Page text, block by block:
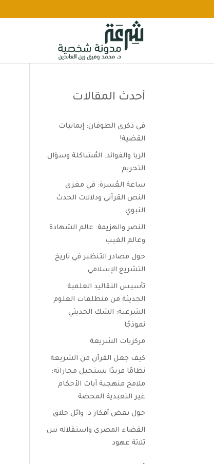
أحدث المقالات
في ذكرى الطوفان: إيمانيات
القضية!
الربا والفوائد: المُشاكلة وسؤال
التحريم
ساعة العُسرة: في مغزى
النص القرآني ودلالات الحدث
النبوي
النصر والهزيمة: عالم الشهادة
وعالم الغيب
حول مصادر التنظير في تاريخ
التشريع الإسلامي
تأسيس التقاليد العلمية
الحديثة من منطلقات العلوم
الشرعية: الشك الحديثي
نموذجًا
مركزيات الشريعة
كيف جعل القرآن من الشريعة
نظامًا فريدًا يستحيل مجاراته:
ملامح منهجية آيات الأحكام
غير التعبدية المحضة
حول بعض أفكار د. وائل حلاق
القضاء المصري واستقلاله بين
ثلاثة عهود